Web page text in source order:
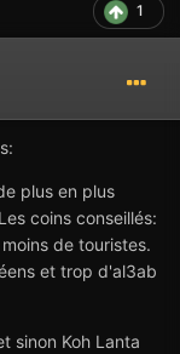
1
plus en plus
coins conseillés:
de touristes.
et trop d'al3ab
sinon Koh Lanta